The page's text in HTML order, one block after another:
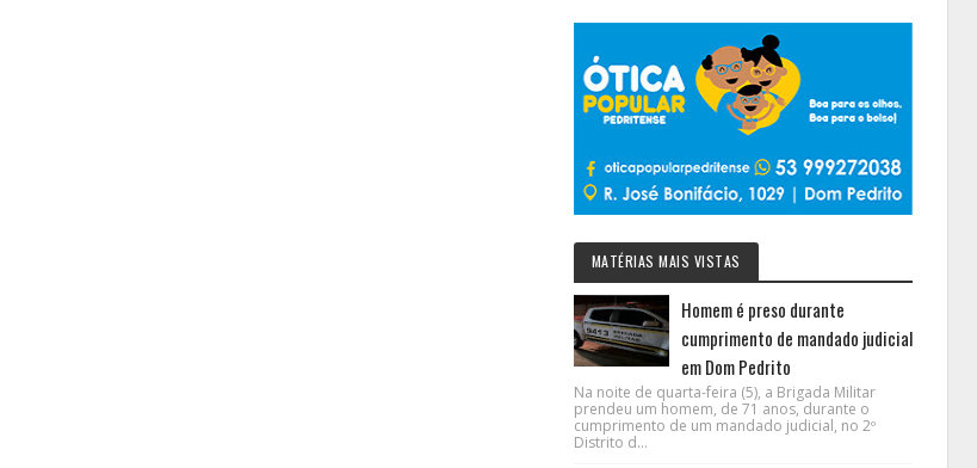
MATÉRIAS MAIS VISTAS
Homem é preso durante
cumprimento de mandado judicial
em Dom Pedrito
Na noite de quarta-feira (5), a Brigada Militar
prendeu um homem, de 71 anos, durante o
cumprimento de um mandado judicial, no 2º
Distrito d...